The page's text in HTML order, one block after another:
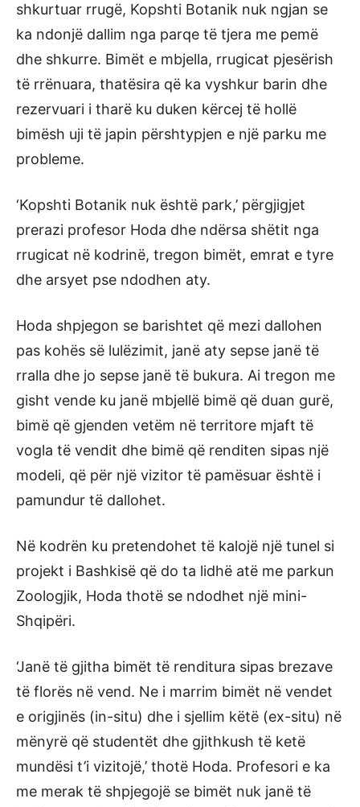
shkurtuar rrugë, Kopshti Botanik nuk ngjan se
ka ndonjë dallim nga parqe të tjera me pemë
dhe shkurre. Bimët e mbjella, rrugicat pjesërish
të rrënuara, thatësira që ka vyshkur barin dhe
rezervuari i tharë ku duken kërcej të hollë
bimësh uji të japin përshtypjen e një parku me
probleme.
‘Kopshti Botanik nuk është park,’ përgjigjet
prerazi profesor Hoda dhe ndërsa shëtit nga
rrugicat në kodrinë, tregon bimët, emrat e tyre
dhe arsyet pse ndodhen aty.
Hoda shpjegon se barishtet që mezi dallohen
pas kohës së lulëzimit, janë aty sepse janë të
rralla dhe jo sepse janë të bukura. Ai tregon me
gisht vende ku janë mbjellë bimë që duan gurë,
bimë që gjenden vetëm në territore mjaft të
vogla të vendit dhe bimë që renditen sipas një
modeli, që për një vizitor të pamësuar është i
pamundur të dallohet.
Në kodrën ku pretendohet të kalojë një tunel si
projekt i Bashkisë që do ta lidhë atë me parkun
Zoologjik, Hoda thotë se ndodhet një mini-
Shqipëri.
‘Janë të gjitha bimët të renditura sipas brezave
të florës në vend. Ne i marrim bimët në vendet
e origjinës (in-situ) dhe i sjellim këtë (ex-situ) në
mënyrë që studentët dhe gjithkush të ketë
mundësi t’i vizitojë,’ thotë Hoda. Profesori e ka
me merak të shpjegojë se bimët nuk janë të